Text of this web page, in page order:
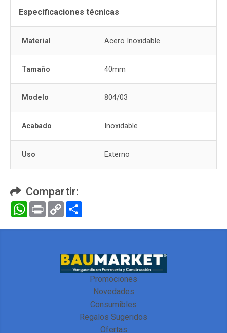
Especificaciones técnicas
Material Acero Inoxidable
Tamaño 40mm
Modelo 804/03
Acabado Inoxidable
Uso Externo
Compartir:
WhatsApp
Print Copy
Link
Promociones
Novedades
Consumibles
Regalos Sugeridos
Ofertas